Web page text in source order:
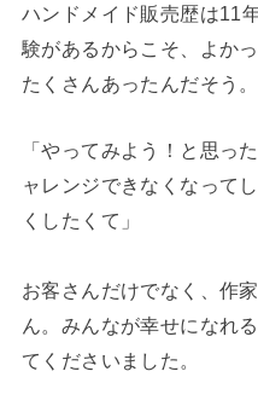
ハンドメイド販売歴は11
験があるからこそ、よか
たくさんあったんだそう。
「やってみよう！と思っ
ャレンジできなくなって
くしたくて」
お客さんだけでなく、作
ん。みんなが幸せになれ
てくださいました。